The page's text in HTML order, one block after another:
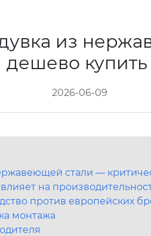
из
дешево купить
2026-06-09
стали —
на
против европейских
монтажа